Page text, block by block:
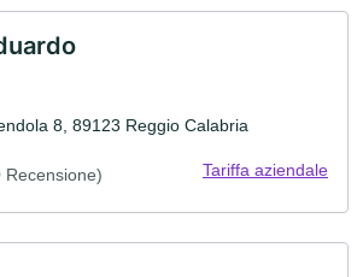
8, 89123 Reggio Calabria
Recensione) Tariffa aziendale